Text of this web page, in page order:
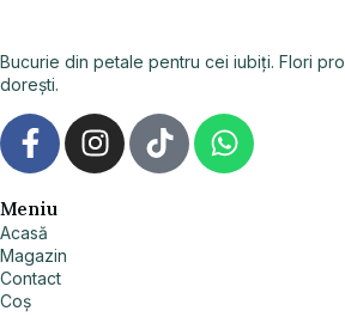
Bucurie din petale pentru cei iubiți. Flori
dorești.
Meniu
Acasă
Magazin
Contact
Coș